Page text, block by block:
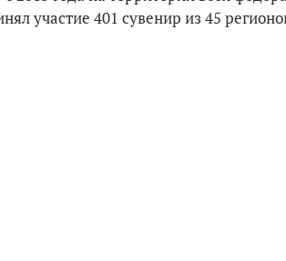
участие 401 сувенир из 45